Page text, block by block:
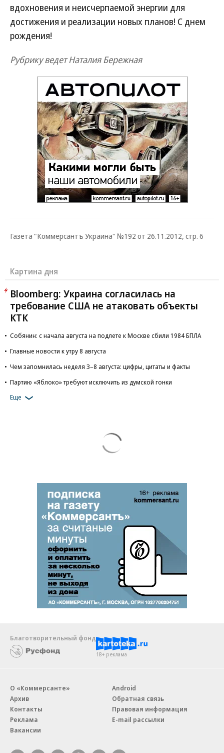
вдохновения и неисчерпаемой энергии для
достижения и реализации новых планов! С днем
рождения!
Рубрику ведет Наталия Бережная
Газета "Коммерсантъ Украина" №192 от 26.11.2012, стр. 6
Картина дня
Bloomberg: Украина согласилась на
требование США не атаковать объекты
КТК
Собянин: с начала августа на подлете к Москве сбили 1984 БПЛА
Главные новости к утру 8 августа
Чем запомнилась неделя 3–8 августа: цифры, цитаты и факты
Партию «Яблоко» требуют исключить из думской гонки
Еще
Благотворительный фонд
18+ реклама
О «Коммерсанте»
Архив
Контакты
Реклама
Вакансии
Android
Обратная связь
Правовая информация
E-mail рассылки